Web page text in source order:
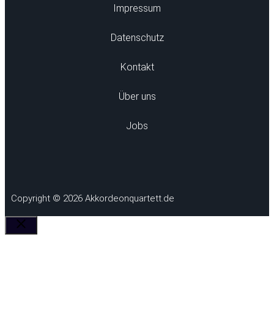
Impressum
Datenschutz
Kontakt
Über uns
Jobs
Copyright © 2026 Akkordeonquartett.de
Schließen